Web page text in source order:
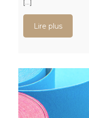
[…]
Lire plus